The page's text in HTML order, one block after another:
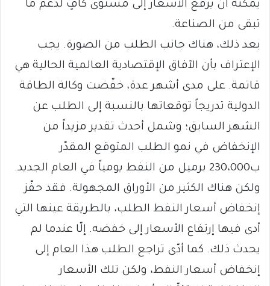
يمكنه أن يرفع الأسعار إلى مستوى كافٍ لدعم ما
تبقى من الصناعة.
بعد ذلك، هناك جانب الطلب من الصورة. يجب
الإعتراف بأن الآفاق الإقتصادية العالمية الحالية هي
قاتمة. على مدى أشهر عدة، خفّضت وكالة الطاقة
الدولية تدريجاً توقعاتها بالنسبة إلى الطلب عن
الشهر السابق؛ وشمل أحدث تقدير مزيداً من
الإنخفاض في نمو الطلب المتوقع المقدّر
ب230،000 برميل من النفط يومياً في العام الجديد.
ولكن هناك الكثير من الأوراق المجهولة. فقد حفّز
إنخفاض أسعار النفط الطلب، بالطريقة عينها التي
أدى فيها إرتفاع الأسعار إلى خفضه. إلّا عندما لم
يحدث ذلك. كما أدّى تراجع الطلب هذا العام إلى
إنخفاض أسعار النفط، ولكن تلك الأسعار